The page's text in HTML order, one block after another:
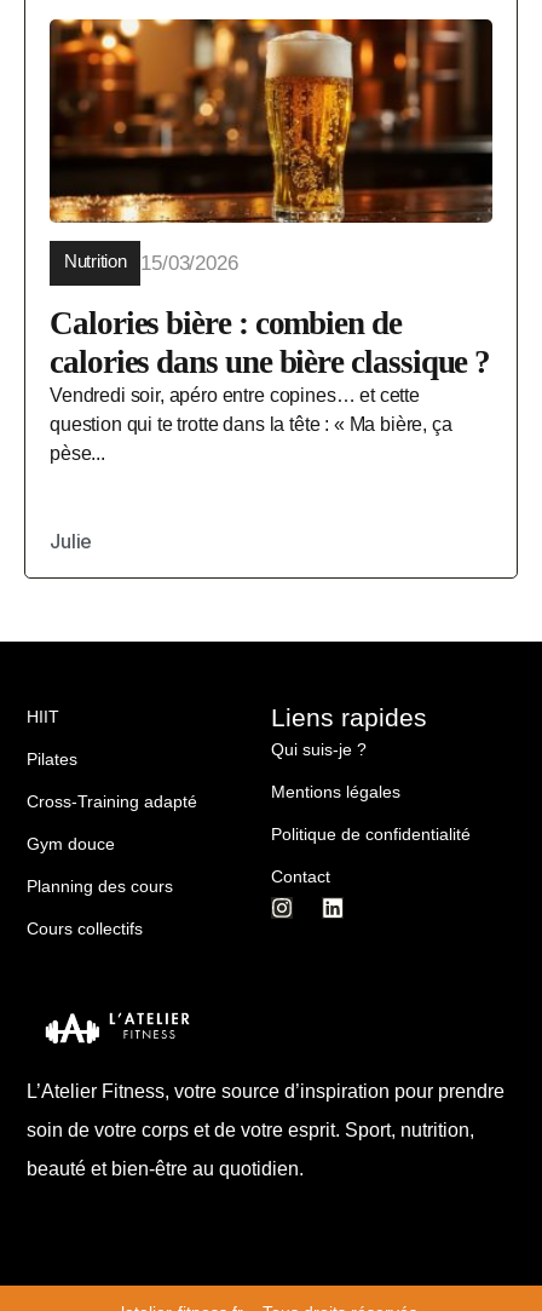
Nutrition 15/03/2026
Calories bière : combien de
calories dans une bière classique ?
Vendredi soir, apéro entre copines… et cette
question qui te trotte dans la tête : « Ma bière, ça
pèse...
Julie
L’Atelier Fitness, votre source d’inspiration pour prendre
soin de votre corps et de votre esprit. Sport, nutrition,
beauté et bien-être au quotidien.
Liens rapides
Qui suis-je ?
Mentions légales
Politique de confidentialité
Contact
HIIT
Pilates
Cross-Training adapté
Gym douce
Planning des cours
Cours collectifs